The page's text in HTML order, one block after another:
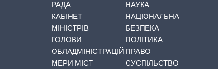
РАДА
КАБІНЕТ
МІНІСТРІВ
ГОЛОВИ
ОБЛАДМІНІСТРАЦІЙ
МЕРИ МІСТ
НАУКА
НАЦІОНАЛЬНА
БЕЗПЕКА
ПОЛІТИКА
ПРАВО
СУСПІЛЬСТВО